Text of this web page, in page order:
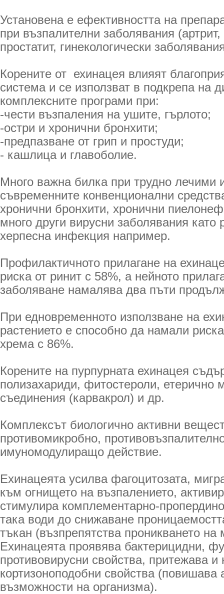
Установена е ефективността на
при възпалителни заболявания
простатит, гинекологически
Корените от ехинацея влияят
система и се използват в подкрепа на
комплексните програми при:
-чести възпаления на ушите, гърлото;
-остри и хронични бронхити;
-предпазване от грип и простуди;
- кашлица и главоболие.
Много важна билка при трудно лечими
съвременните конвенционални
хронични бронхити, хронични
много други вирусни заболявания
херпесна инфекция например.
Профилактичното прилагане на
риска от ринит с 58%, а нейното
заболяване намалява два пъти
При едновременното използване на
растението е способно да намали
хрема с 86%.
Корените на пурпурната ехинацея
полизахариди, фитостероли, етерично
съединения (карвакрол) и др.
Комплексът биологично активни
противомикробно,
имуномодулиращо действие.
Ехинацеята усилва фагоцитозата,
към огнището на възпалението,
стимулира комплементарно-
така води до снижаване
тъкан (възпрепятства проникването на
Ехинацеята проявява бактерицидни,
противовирусни свойства, притежава и
кортизоноподобни свойства (повишава
възможности на организма).